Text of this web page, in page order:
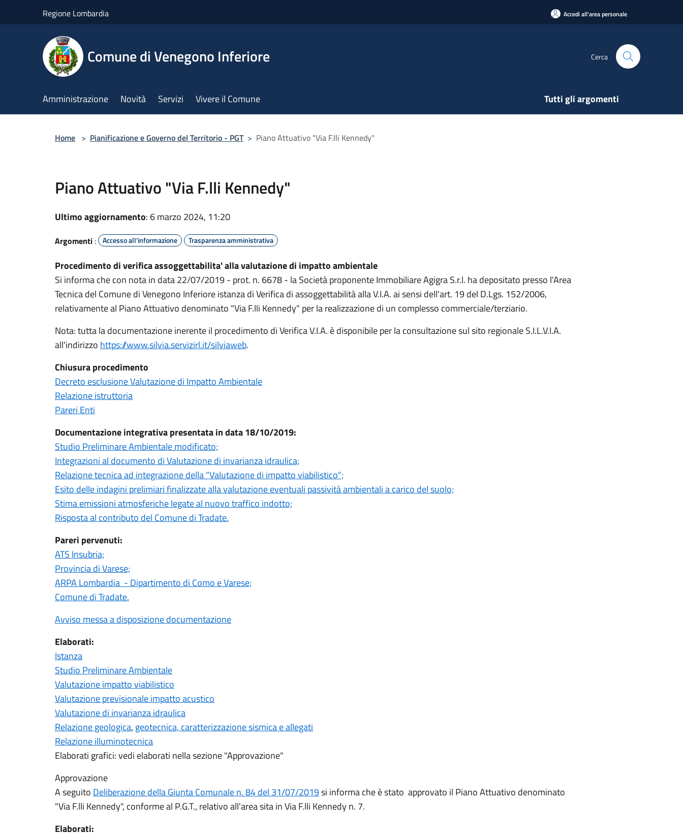
Regione Lombardia Accedi all'area personale
Comune di Venegono Inferiore Cerca
Amministrazione Novità Servizi Vivere il Comune Tutti gli argomenti
Home > Pianificazione e Governo del Territorio - PGT > Piano Attuativo "Via F.lli Kennedy"
Piano Attuativo "Via F.lli Kennedy"
Ultimo aggiornamento: 6 marzo 2024, 11:20
Argomenti : Accesso all'informazione Trasparenza amministrativa
Procedimento di verifica assoggettabilita' alla valutazione di impatto ambientale
Si informa che con nota in data 22/07/2019 - prot. n. 6678 - la Società proponente Immobiliare Agigra S.r.l. ha depositato presso l'Area
Tecnica del Comune di Venegono Inferiore istanza di Verifica di assoggettabilità alla V.I.A. ai sensi dell'art. 19 del D.Lgs. 152/2006,
relativamente al Piano Attuativo denominato "Via F.lli Kennedy" per la realizzazione di un complesso commerciale/terziario.
Nota: tutta la documentazione inerente il procedimento di Verifica V.I.A. è disponibile per la consultazione sul sito regionale S.I.L.V.I.A.
all'indirizzo https://www.silvia.servizirl.it/silviaweb.
Chiusura procedimento
Decreto esclusione Valutazione di Impatto Ambientale
Relazione istruttoria
Pareri Enti
Documentazione integrativa presentata in data 18/10/2019:
Studio Preliminare Ambientale modificato;
Integrazioni al documento di Valutazione di invarianza idraulica;
Relazione tecnica ad integrazione della "Valutazione di impatto viabilistico";
Esito delle indagini prelimiari finalizzate alla valutazione eventuali passività ambientali a carico del suolo;
Stima emissioni atmosferiche legate al nuovo traffico indotto;
Risposta al contributo del Comune di Tradate.
Pareri pervenuti:
ATS Insubria;
Provincia di Varese;
ARPA Lombardia - Dipartimento di Como e Varese;
Comune di Tradate.
Avviso messa a disposizione documentazione
Elaborati:
Istanza
Studio Preliminare Ambientale
Valutazione impatto viabilistico
Valutazione previsionale impatto acustico
Valutazione di invarianza idraulica
Relazione geologica, geotecnica, caratterizzazione sismica e allegati
Relazione illuminotecnica
Elaborati grafici: vedi elaborati nella sezione "Approvazione"
Approvazione
A seguito Deliberazione della Giunta Comunale n. 84 del 31/07/2019si informa che è stato approvato il Piano Attuativo denominato
"Via F.lli Kennedy", conforme al P.G.T., relativo all'area sita in Via F.lli Kennedy n. 7.
Elaborati: